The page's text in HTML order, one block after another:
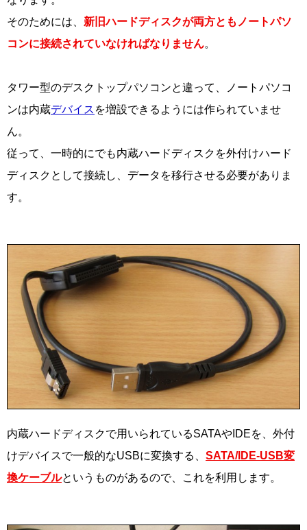
そのためには、 新旧ハードディスクが両方ともノートパソ
コンに接続されていなければなりません。
タワー型のデスクトップパソコンと違って、ノートパソコ
ンは内蔵デバイス を増設できるようには作られていませ
ん。
従って、一時的にでも内蔵ハードディスクを外付けハード
ディスクとして接続し、データを移行させる必要がありま
す。
内蔵ハードディスクで用いられているSATAやIDEを、外付
けデバイスで一般的なUSBに変換する、 SATA/IDE-USB変
換ケーブルというものがあるので、これを利用します。